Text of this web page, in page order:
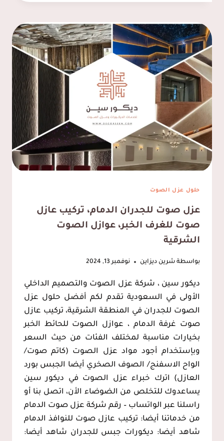
الخبر
ت:
0537128631
تنفيذ
ارضيات
ايبوكسي
الدمام
حلول عزل الصوت
عزل صوت للجدران الدمام، تركيب عازل
صوت للغرف الخبر، عوازل الصوت
الشرقية
بواسطة شرين ديزاين نوفمبر 13, 2024
ديكور سين ، شركة عزل الصوت والتصميم الداخلي
الأولى في السعودية تقدم لكم أفضل حلول عزل
الصوت للجدران في المنطقة الشرقية، تركيب عازل
صوت غرفة الدمام ، عوازل الصوت للحائط الخبر
بخيارات مناسبة لمختلف الفئات من حيث السعر
وبإستخدام أجود مواد عزل الصوت (كاتم صوت/
الواح الاسفنج/ الصوف الصخري أيضا الجبس بورد
العازل) اترك خبراء عزل الصوت في ديكور سين
يساعدوك للتخلص من الضوضاء الأن، اتصل بنا أو
راسلنا عبر الواتساب – رقم شركة عزل صوت الدمام
من خدماتنا أيضا: تركيب عازل صوت للنوافذ الدمام
شاهد أيضا: ديكورات جبس للجدران شاهد أيضا: